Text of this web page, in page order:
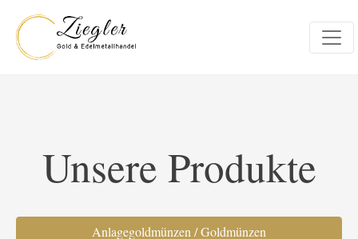
Unsere Produkte
Anlagegoldmünzen / Goldmünzen